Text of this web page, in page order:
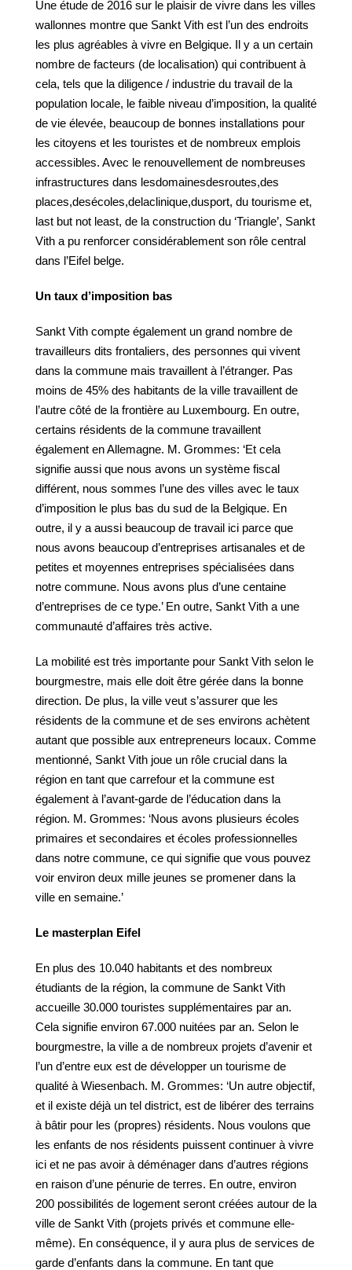
Une étude de 2016 sur le plaisir de vivre dans les villes
wallonnes montre que Sankt Vith est l’un des endroits
les plus agréables à vivre en Belgique. Il y a un certain
nombre de facteurs (de localisation) qui contribuent à
cela, tels que la diligence / industrie du travail de la
population locale, le faible niveau d’imposition, la qualité
de vie élevée, beaucoup de bonnes installations pour
les citoyens et les touristes et de nombreux emplois
accessibles. Avec le renouvellement de nombreuses
infrastructures dans lesdomainesdesroutes,des
places,desécoles,delaclinique,dusport, du tourisme et,
last but not least, de la construction du ‘Triangle’, Sankt
Vith a pu renforcer considérablement son rôle central
dans l’Eifel belge.
Un taux d’imposition bas
Sankt Vith compte également un grand nombre de
travailleurs dits frontaliers, des personnes qui vivent
dans la commune mais travaillent à l’étranger. Pas
moins de 45% des habitants de la ville travaillent de
l’autre côté de la frontière au Luxembourg. En outre,
certains résidents de la commune travaillent
également en Allemagne. M. Grommes: ‘Et cela
signifie aussi que nous avons un système fiscal
différent, nous sommes l’une des villes avec le taux
d’imposition le plus bas du sud de la Belgique. En
outre, il y a aussi beaucoup de travail ici parce que
nous avons beaucoup d’entreprises artisanales et de
petites et moyennes entreprises spécialisées dans
notre commune. Nous avons plus d’une centaine
d’entreprises de ce type.’ En outre, Sankt Vith a une
communauté d’affaires très active.
La mobilité est très importante pour Sankt Vith selon le
bourgmestre, mais elle doit être gérée dans la bonne
direction. De plus, la ville veut s’assurer que les
résidents de la commune et de ses environs achètent
autant que possible aux entrepreneurs locaux. Comme
mentionné, Sankt Vith joue un rôle crucial dans la
région en tant que carrefour et la commune est
également à l’avant-garde de l’éducation dans la
région. M. Grommes: ‘Nous avons plusieurs écoles
primaires et secondaires et écoles professionnelles
dans notre commune, ce qui signifie que vous pouvez
voir environ deux mille jeunes se promener dans la
ville en semaine.’
Le masterplan Eifel
En plus des 10.040 habitants et des nombreux
étudiants de la région, la commune de Sankt Vith
accueille 30.000 touristes supplémentaires par an.
Cela signifie environ 67.000 nuitées par an. Selon le
bourgmestre, la ville a de nombreux projets d’avenir et
l’un d’entre eux est de développer un tourisme de
qualité à Wiesenbach. M. Grommes: ‘Un autre objectif,
et il existe déjà un tel district, est de libérer des terrains
à bâtir pour les (propres) résidents. Nous voulons que
les enfants de nos résidents puissent continuer à vivre
ici et ne pas avoir à déménager dans d’autres régions
en raison d’une pénurie de terres. En outre, environ
200 possibilités de logement seront créées autour de la
ville de Sankt Vith (projets privés et commune elle-
même). En conséquence, il y aura plus de services de
garde d’enfants dans la commune. En tant que